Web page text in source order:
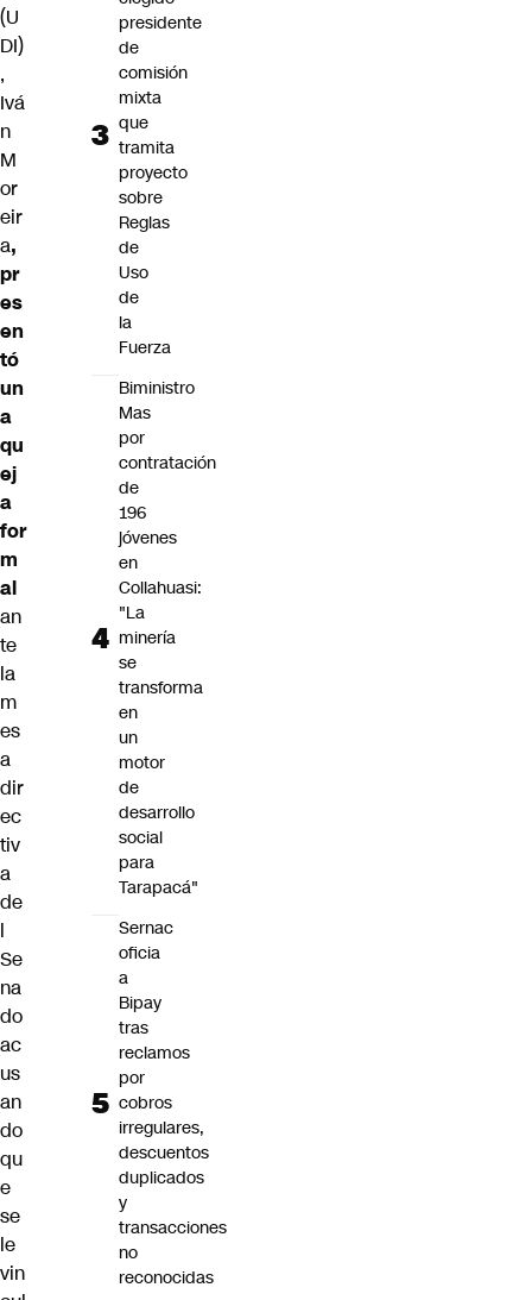
(U
DI)
,
Ivá
n
M
or
eir
a,
pr
es
en
tó
un
a
qu
ej
a
for
m
al
an
te
la
m
es
a
dir
ec
tiv
a
de
l
Se
na
do
ac
us
an
do
qu
e
se
le
vin
presidente
de
comisión
mixta
que
tramita
proyecto
sobre
Reglas
de
Uso
de
la
Fuerza
Biministro
Mas
por
contratación
de
196
jóvenes
en
Collahuasi:
"La
minería
se
transforma
en
un
motor
de
desarrollo
social
para
Tarapacá"
Sernac
oficia
a
Bipay
tras
reclamos
por
cobros
irregulares,
descuentos
duplicados
y
transacciones
no
reconocidas